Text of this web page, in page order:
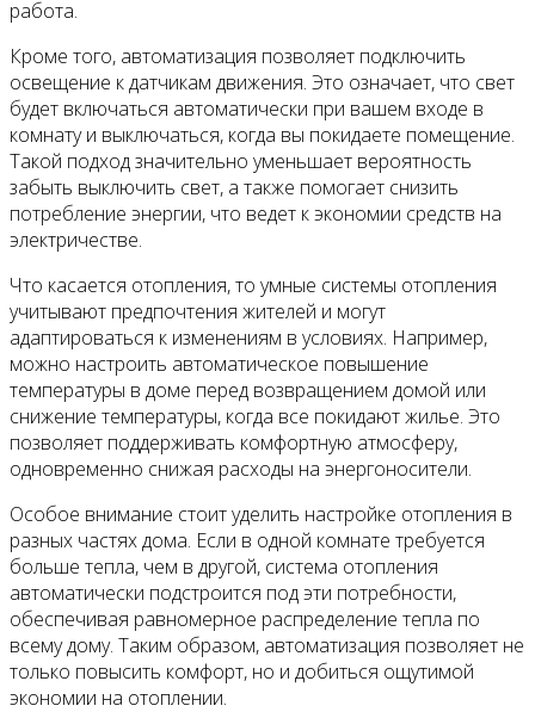
работа.
Кроме того, автоматизация позволяет подключить
освещение к датчикам движения. Это означает, что свет
будет включаться автоматически при вашем входе в
комнату и выключаться, когда вы покидаете помещение.
Такой подход значительно уменьшает вероятность
забыть выключить свет, а также помогает снизить
потребление энергии, что ведет к экономии средств на
электричестве.
Что касается отопления, то умные системы отопления
учитывают предпочтения жителей и могут
адаптироваться к изменениям в условиях. Например,
можно настроить автоматическое повышение
температуры в доме перед возвращением домой или
снижение температуры, когда все покидают жилье. Это
позволяет поддерживать комфортную атмосферу,
одновременно снижая расходы на энергоносители.
Особое внимание стоит уделить настройке отопления в
разных частях дома. Если в одной комнате требуется
больше тепла, чем в другой, система отопления
автоматически подстроится под эти потребности,
обеспечивая равномерное распределение тепла по
всему дому. Таким образом, автоматизация позволяет не
только повысить комфорт, но и добиться ощутимой
экономии на отоплении.